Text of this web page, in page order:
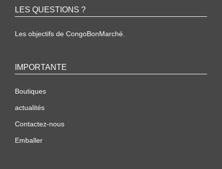
LES QUESTIONS ?
Les objectifs de CongoBonMarché.
IMPORTANTE
Boutiques
actualités
Contactez-nous
Emballer